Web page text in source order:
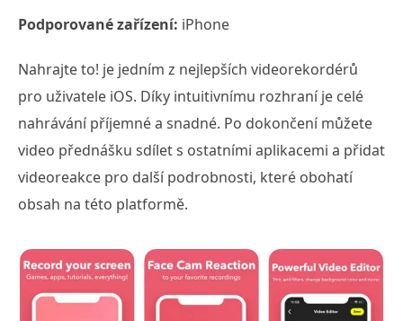
Podporované zařízení: iPhone
Nahrajte to! je jedním z nejlepších videorekordérů
pro uživatele iOS. Díky intuitivnímu rozhraní je celé
nahrávání příjemné a snadné. Po dokončení můžete
video přednášku sdílet s ostatními aplikacemi a přidat
videoreakce pro další podrobnosti, které obohatí
obsah na této platformě.